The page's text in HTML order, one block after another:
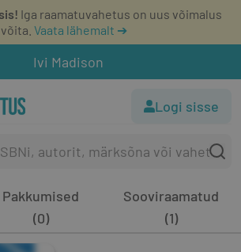
Iga raamatuvahetus on uus võimalus
võita. Vaata lähemalt ➔
Ivi Madison
Logi sisse
Pakkumised
(0)
Sooviraamatud
(1)